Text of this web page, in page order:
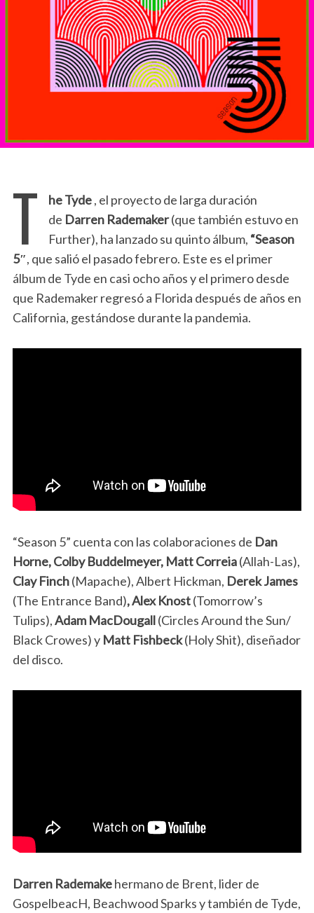
T he Tyde, el proyecto de larga duración
de Darren Rademaker(que también estuvo en
Further), ha lanzado su quinto álbum, “Season
5″, que salió el pasado febrero. Este es el primer
álbum de Tyde en casi ocho años y el primero desde
que Rademaker regresó a Florida después de años en
California, gestándose durante la pandemia.
“Season 5” cuenta con las colaboraciones de Dan
Horne, Colby Buddelmeyer, Matt Correia(Allah-Las),
Clay Finch(Mapache), Albert Hickman, Derek James
(The Entrance Band), Alex Knost(Tomorrow’s
Tulips),Adam MacDougall(Circles Around the Sun/
Black Crowes) y Matt Fishbeck(Holy Shit), diseñador
del disco.
Darren Rademakehermano de Brent, lider de
GospelbeacH, Beachwood Sparks y también de Tyde,